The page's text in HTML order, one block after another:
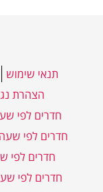
תנאי שימוש
הצהרת
חדרים לפי
חדרים לפי
חדרים לפי
חדרים לפי